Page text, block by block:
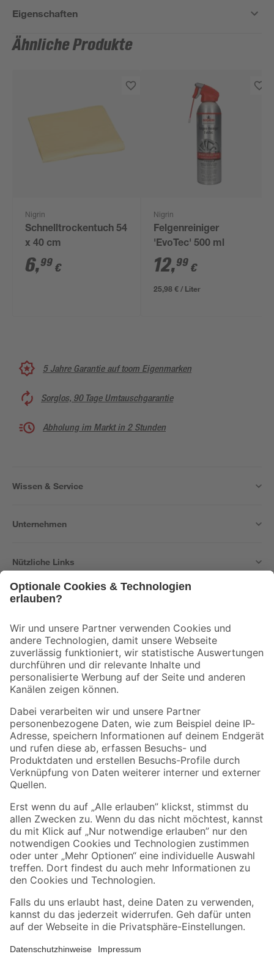
Eigenschaften
Ähnliche Produkte
Nigrin
Schnelltrockentuch 54
x 40 cm
6,99 €
Nigrin
Felgenreiniger
'EvoTec' 500 ml
12,99 €
25,98 € / Liter
5 Jahre Garantie auf toom Eigenmarken
Sorglos, 90 Tage Umtauschgarantie
Abholung im Markt in 2 Stunden
Wissen & Service
Unternehmen
Nützliche Links
Der toom Newsletter: Keine Angebote und Aktionen mehr verpassen!
Zur Newsletter Anmeldung
Folge uns
Zahlungsarten Versandarten
Sicher einkaufen
Jetzt die toom-App herunterladen
Alle Preisangaben in EUR inkl. gesetzl. MwSt.. Die dargestellten Angebote sind unter
Umständen nicht in allen Märkten verfügbar. Die angegebenen Verfügbarkeiten beziehen
Produkte nur solange der Vorrat reicht.
*Paketversand ab 59 € versandkostenfrei, gilt nicht für Artikel mit Speditionsversand, hier